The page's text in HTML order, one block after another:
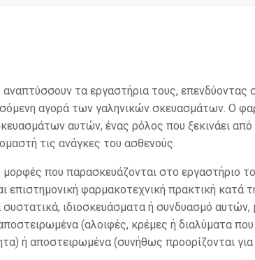
τα εργαστήρια τους, επενδύοντας
αγορά των γαληνικών σκευασμάτων. Ο
αυτών, ένας ρόλος που ξεκινάει από
τις ανάγκες του ασθενούς.
που παρασκευάζονται στο εργαστήριο
επιστημονική φαρμακοτεχνική πρακτική κατά
ιδιοσκευάσματα ή συνδυασμό αυτών,
(αλοιφές, κρέμες ή διαλύματα
ή αποστειρωμένα (συνήθως προορίζονται